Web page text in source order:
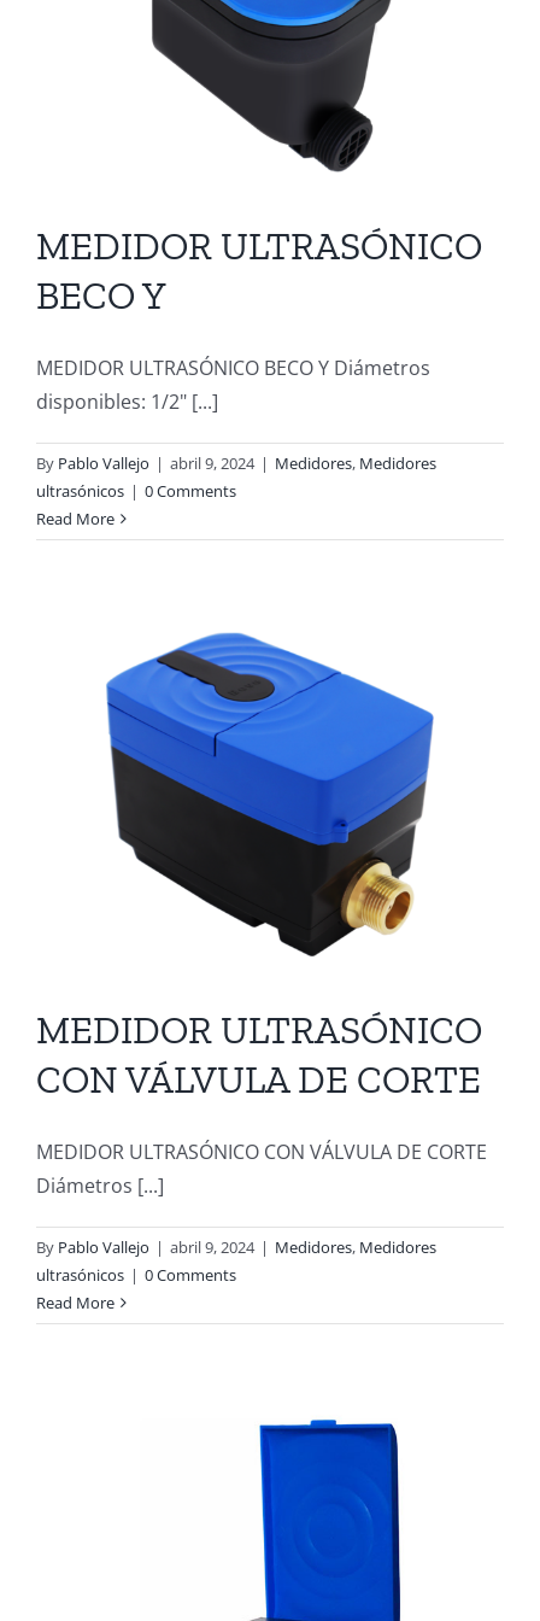
MEDIDOR ULTRASÓNICO
BECO Y
MEDIDOR ULTRASÓNICO BECO Y Diámetros
disponibles: 1/2" [...]
By Pablo Vallejo | abril 9, 2024 | Medidores, Medidores
ultrasónicos | 0 Comments
Read More
MEDIDOR ULTRASÓNICO
CON VÁLVULA DE CORTE
MEDIDOR ULTRASÓNICO CON VÁLVULA DE CORTE
Diámetros [...]
By Pablo Vallejo | abril 9, 2024 | Medidores, Medidores
ultrasónicos | 0 Comments
Read More